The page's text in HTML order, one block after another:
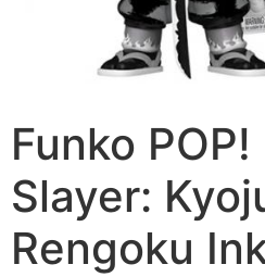
Funko
Slayer:
Rengoku